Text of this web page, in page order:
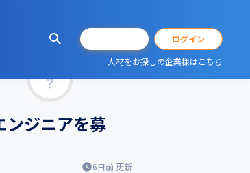
ログイン
人材をお探しの企業様はこちら
ンジニアを募
6日前 更新